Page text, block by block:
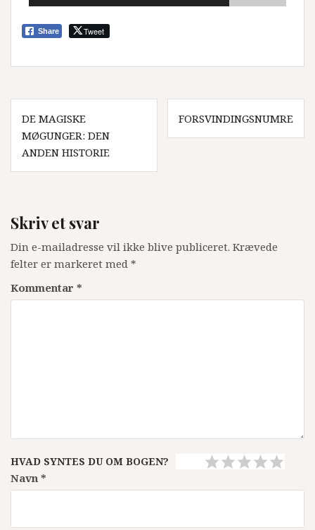
Share Tweet
Indlægsnavigation
DE MAGISKE
MØGUNGER: DEN
ANDEN HISTORIE
FORSVINDINGSNUMRE
Skriv et svar
Din e-mailadresse vil ikke blive publiceret. Krævede
felter er markeret med *
Kommentar *
HVAD SYNTES DU OM BOGEN?
Navn *